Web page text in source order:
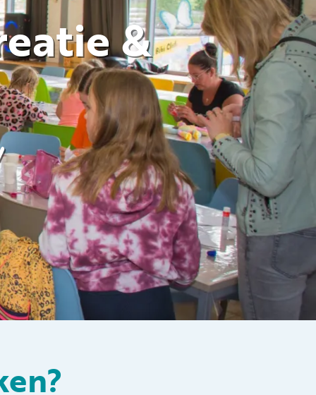
Können wir Ihnen helfen?
Häufig gestellte Fragen
Folgen Sie uns auf den sozialen
Medien
&